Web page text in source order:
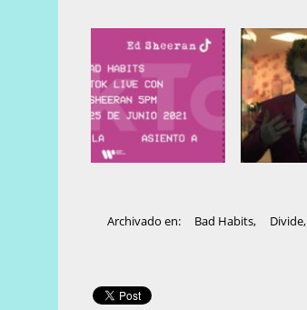
Archivado en: Bad Habits, Divide,